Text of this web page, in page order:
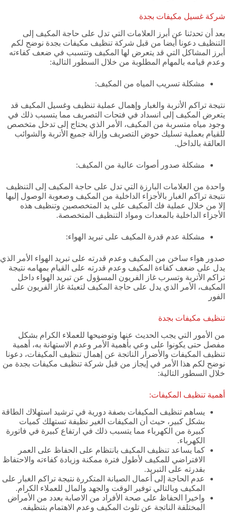
شركة غسيل مكيفات بجدة
بعد أن تحدثنا عن أبرز العلامات التي تدل على حاجة المكيف إلى
التنظيف دعونا أيضا من قبل شركة تنظيف مكيفات بجدة نوضح لكم
أبرز المشاكل التي قد يتعرض لها المكيف وتتسبب في ضعف كفاءته
وعدم قيامه بالمهام المطلوبة من خلال السطور التالية:
مشكلة تسريب المياه من المكيف:
نتيجة تراكم الأتربة والغبار وإهمال عملية تنظيف وغسيل المكيف قد
يتعرض المكيف إلى انسداد في فتحات التصريف مما يتسبب ذلك في
وجود مياه متسربة من المكيف، الأمر الذي يحتاج إلى تدخل متخصص
للقيام بعملية تسليك حوض التصريف وإزالة جميع الأتربة والشوائب
العالقة بالداخل.
مشكلة صدور أصوات عالية من المكيف:
واحدة من العلامات البارزة التي تدل على حاجة المكيف إلى التنظيف
نتيجة تراكم الغبار بالأجزاء الداخلية من المكيف وصعوبة الوصول إليها
إلا من خلال عملية فك المكيف على يد المتخصصين وتنظيف هذه
الأجزاء الداخلية بالمعدات ومواد التنظيف المتخصصة.
مشكلة عدم قدرة المكيف على تبريد الهواء:
صدور هواء ساخن من المكيف وعدم قدرته على تبريد الهواء الأمر الذي
يدل على ضعف كفاءة المكيف وعدم قدرته على القيام بمهامه نتيجة
تراكم الأتربة وتسرب غاز الفريون المسؤول عن تبريد الهواء داخل
المكيف، الأمر الذي يدل على حاجة المكيف لتعبئة غاز الفريون على
الفور
تنظيف مكيفات بجدة
من الأمور التي يجب الحديث عنها وتوضيحها للعملاء الكرام بشكل
مفصل حتى يكونوا على وعي بأهمية الأمر وعدم الاستهانة به، أهمية
تنظيف المكيفات والأضرار الناتجة عن إهمال تنظيف المكيفات، دعونا
نوضح لكم هذا الأمر في إيجاز من قبل شركة تنظيف مكيفات بجدة من
خلال السطور التالية:
أهمية تنظيف المكيفات:
يساهم تنظيف المكيفات بصفة دورية في ترشيد استهلاك الطاقة
بشكل كبير، حيث أن المكيفات الغير نظيفة تستهلك كميات
كبيرة من الكهرباء مما يتسبب ذلك في ارتفاع كبيرة في فاتورة
الكهرباء.
كما يساعد تنظيف المكيف بانتظام على الحفاظ على العمر
الافتراضي للمكيف لأطول فترة ممكنة وزيادة كفاءته والاحتفاظ
بقدرته على التبريد.
عدم الحاجة إلى أعمال الصيانة المتكررة نتيجة تراكم الغبار على
المكيف وبالتالي توفير الوقت والجهد والمال للعملاء الكرام.
واخيرا الحفاظ على صحة الأفراد من الاصابة بعدد من الأمراض
المختلفة الناتجة عن تلوث المكيف وعدم الاهتمام بتنظيفه.